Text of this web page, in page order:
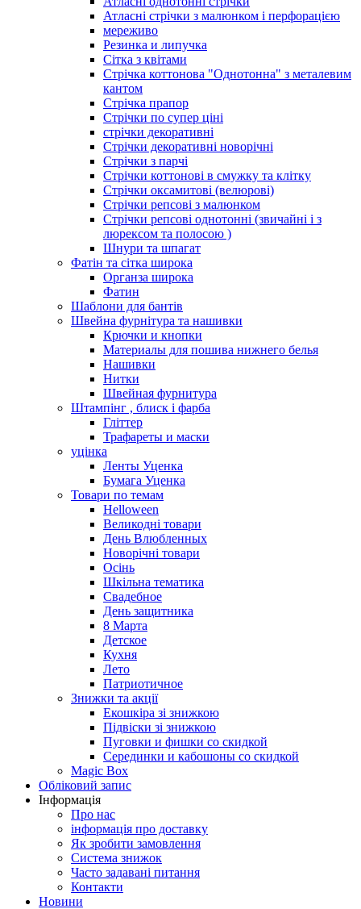
Атласні стрічки з малюнком і перфорацією
мереживо
Резинка и липучка
Сітка з квітами
Стрічка коттонова "Однотонна" з металевим
кантом
Стрічка прапор
Стрічки по супер ціні
стрічки декоративні
Стрічки декоративні новорічні
Стрічки з парчі
Стрічки коттонові в смужку та клітку
Стрічки оксамитові (велюрові)
Стрічки репсові з малюнком
Стрічки репсові однотонні (звичайні і з
люрексом та полосою )
Шнури та шпагат
Фатін та сітка широка
Органза широка
Фатин
Шаблони для бантів
Швейна фурнітура та нашивки
Крючки и кнопки
Материалы для пошива нижнего белья
Нашивки
Нитки
Швейная фурнитура
Штампінг , блиск і фарба
Гліттер
Трафареты и маски
уцінка
Ленты Уценка
Бумага Уценка
Товари по темам
Helloween
Великодні товари
День Влюбленных
Новорічні товари
Осінь
Шкільна тематика
Свадебное
День защитника
8 Марта
Детское
Кухня
Лето
Патриотичное
Знижки та акції
Екошкіра зі знижкою
Підвіски зі знижкою
Пуговки и фишки со скидкой
Серединки и кабошоны со скидкой
Magic Box
Обліковий запис
Інформація
Про нас
інформація про доставку
Як зробити замовлення
Система знижок
Часто задавані питання
Контакти
Новини